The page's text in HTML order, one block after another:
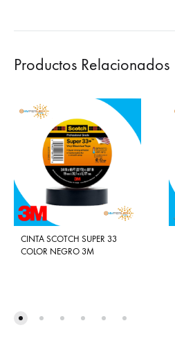
Productos Relacionados
CINTA SCOTCH SUPER 33
COLOR NEGRO 3M